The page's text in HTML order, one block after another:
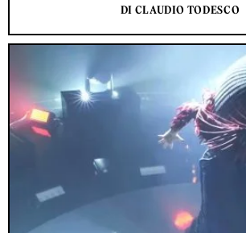
DI CLAUDIO TODESCO